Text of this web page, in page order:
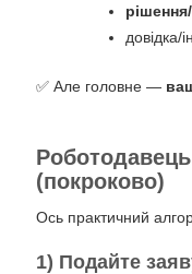
довідка/
✅ Але головне —
(покроково)
Ось практичний
1) Подайте